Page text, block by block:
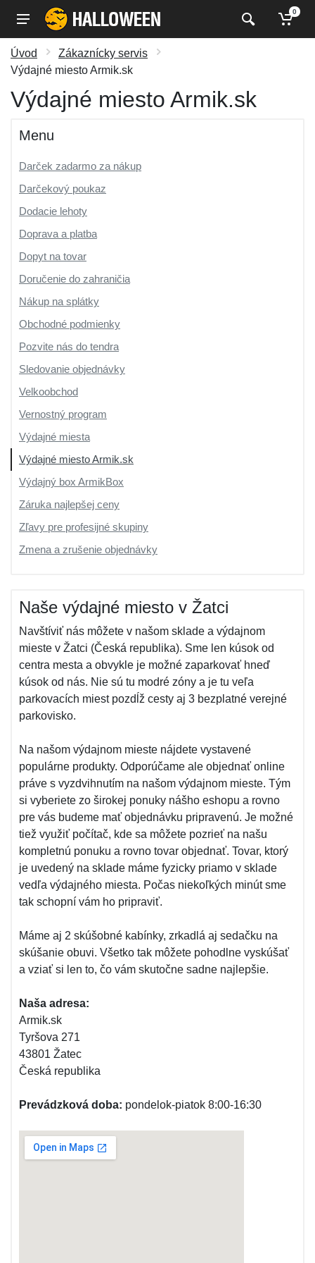
0
Úvod
Zákaznícky servis
Výdajné miesto Armik.sk
Výdajné miesto Armik.sk
Menu
Darček zadarmo za nákup
Darčekový poukaz
Dodacie lehoty
Doprava a platba
Dopyt na tovar
Doručenie do zahraničia
Nákup na splátky
Obchodné podmienky
Pozvite nás do tendra
Sledovanie objednávky
Velkoobchod
Vernostný program
Výdajné miesta
Výdajné miesto Armik.sk
Výdajný box ArmikBox
Záruka najlepšej ceny
Zľavy pre profesijné skupiny
Zmena a zrušenie objednávky
Naše výdajné miesto v Žatci
Navštíviť nás môžete v našom sklade a výdajnom
mieste v Žatci (Česká republika). Sme len kúsok od
centra mesta a obvykle je možné zaparkovať hneď
kúsok od nás. Nie sú tu modré zóny a je tu veľa
parkovacích miest pozdĺž cesty aj 3 bezplatné verejné
parkovisko.
Na našom výdajnom mieste nájdete vystavené
populárne produkty. Odporúčame ale objednať online
práve s vyzdvihnutím na našom výdajnom mieste. Tým
si vyberiete zo širokej ponuky nášho eshopu a rovno
pre vás budeme mať objednávku pripravenú. Je možné
tiež využiť počítač, kde sa môžete pozrieť na našu
kompletnú ponuku a rovno tovar objednať. Tovar, ktorý
je uvedený na sklade máme fyzicky priamo v sklade
vedľa výdajného miesta. Počas niekoľkých minút sme
tak schopní vám ho pripraviť.
Máme aj 2 skúšobné kabínky, zrkadlá aj sedačku na
skúšanie obuvi. Všetko tak môžete pohodlne vyskúšať
a vziať si len to, čo vám skutočne sadne najlepšie.
Naša adresa:
Armik.sk
Tyršova 271
43801 Žatec
Česká republika
Prevádzková doba: pondelok-piatok 8:00-16:30